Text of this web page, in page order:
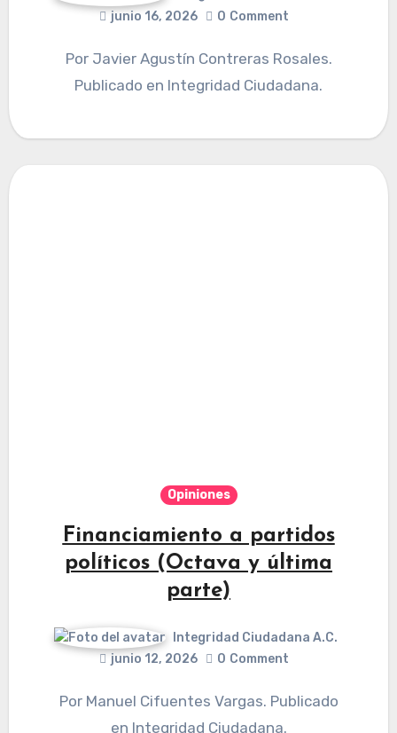
junio 16, 2026
0 Comment
Por Javier Agustín Contreras Rosales.
Publicado en Integridad Ciudadana.
Opiniones
Financiamiento a partidos
políticos (Octava y última
parte)
Integridad Ciudadana A.C.
junio 12, 2026
0 Comment
Por Manuel Cifuentes Vargas. Publicado
en Integridad Ciudadana.